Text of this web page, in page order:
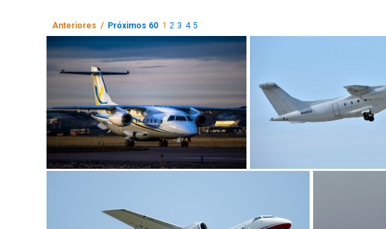
Anteriores / Próximos 60 1 2 3 4 5